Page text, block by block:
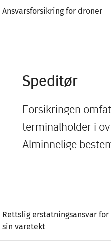
Ansvarsforsikring for droner
Speditør
Forsikringen
terminalholder i
Alminnelige
Rettslig erstatningsansvar
sin varetekt